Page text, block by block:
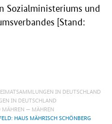
Sozialministeriums und
[Stand:
IN DEUTSCHLAND
IN DEUTSCHLAND
MÄHREN
HAUS MÄHRISCH SCHÖNBERG